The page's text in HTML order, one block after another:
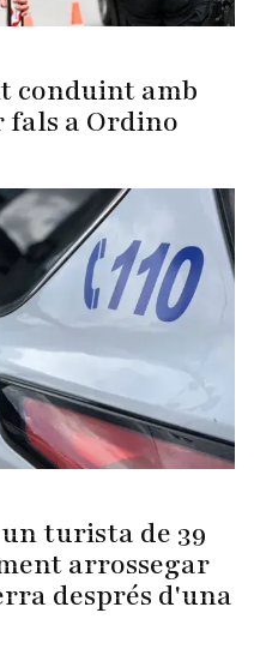
conduint amb
a Ordino
turista de 39
arrossegar
després d'una